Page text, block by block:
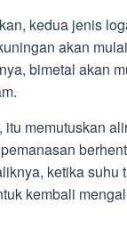
kedua jenis
akan
bimetal akan
memutuskan
ketika
kembali